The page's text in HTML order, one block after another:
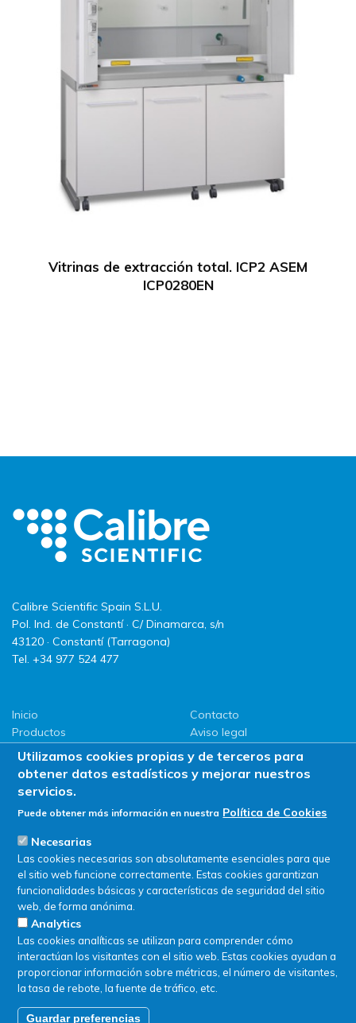
Vitrinas de extracción total. ICP2 ASEM
ICP0280EN
Calibre Scientific Spain S.L.U.
Pol. Ind. de Constantí · C/ Dinamarca, s/n
43120 · Constantí (Tarragona)
Tel. +34 977 524 477
Inicio
Productos
LLG
Promociones
ServiSAT
Contacto
Aviso legal
Política de privacidad
Política de Cookies
Utilizamos cookies propias y de terceros para
obtener datos estadísticos y mejorar nuestros
servicios.
Puede obtener más información en nuestra Política de Cookies
Necesarias
Las cookies necesarias son absolutamente esenciales para que
el sitio web funcione correctamente. Estas cookies garantizan
funcionalidades básicas y características de seguridad del sitio
web, de forma anónima.
Analytics
Las cookies analíticas se utilizan para comprender cómo
interactúan los visitantes con el sitio web. Estas cookies ayudan a
proporcionar información sobre métricas, el número de visitantes,
la tasa de rebote, la fuente de tráfico, etc.
Guardar preferencias